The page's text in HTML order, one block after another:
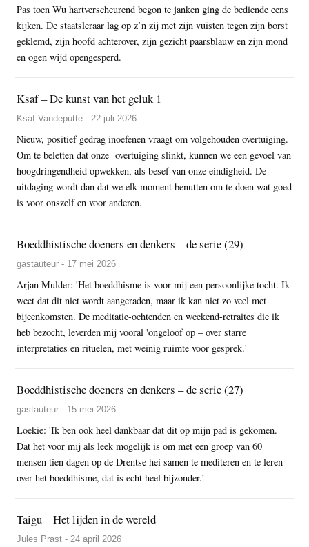
Pas toen Wu hartverscheurend begon te janken ging de bediende eens
kijken. De staatsleraar lag op z’n zij met zijn vuisten tegen zijn borst
geklemd, zijn hoofd achterover, zijn gezicht paarsblauw en zijn mond
en ogen wijd opengesperd.
Ksaf – De kunst van het geluk 1
Ksaf Vandeputte - 22 juli 2026
Nieuw, positief gedrag inoefenen vraagt om volgehouden overtuiging.
Om te beletten dat onze overtuiging slinkt, kunnen we een gevoel van
hoogdringendheid opwekken, als besef van onze eindigheid. De
uitdaging wordt dan dat we elk moment benutten om te doen wat goed
is voor onszelf en voor anderen.
Boeddhistische doeners en denkers – de serie (29)
gastauteur - 17 mei 2026
Arjan Mulder: 'Het boeddhisme is voor mij een persoonlijke tocht. Ik
weet dat dit niet wordt aangeraden, maar ik kan niet zo veel met
bijeenkomsten. De meditatie-ochtenden en weekend-retraites die ik
heb bezocht, leverden mij vooral 'ongeloof op – over starre
interpretaties en rituelen, met weinig ruimte voor gesprek.'
Boeddhistische doeners en denkers – de serie (27)
gastauteur - 15 mei 2026
Loekie: 'Ik ben ook heel dankbaar dat dit op mijn pad is gekomen.
Dat het voor mij als leek mogelijk is om met een groep van 60
mensen tien dagen op de Drentse hei samen te mediteren en te leren
over het boeddhisme, dat is echt heel bijzonder.’
Taigu – Het lijden in de wereld
Jules Prast - 24 april 2026